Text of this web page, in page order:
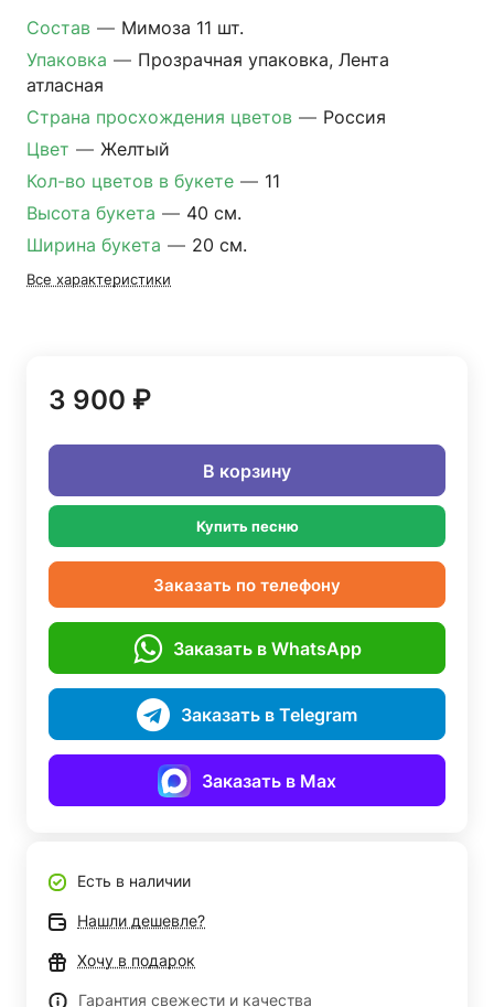
Состав — Мимоза 11 шт.
Упаковка — Прозрачная упаковка, Лента
атласная
Страна просхождения цветов — Россия
Цвет — Желтый
Кол-во цветов в букете — 11
Высота букета — 40 см.
Ширина букета — 20 см.
Все характеристики
3 900 ₽
В корзину
Купить песню
Заказать по телефону
Заказать в WhatsApp
Заказать в Telegram
Заказать в Max
Есть в наличии
Нашли дешевле?
Хочу в подарок
Гарантия свежести и качества